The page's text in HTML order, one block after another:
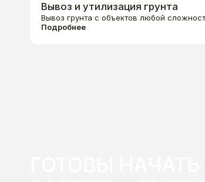
Вывоз и утилизация грунта
Вывоз грунта с объектов любой
Подробнее